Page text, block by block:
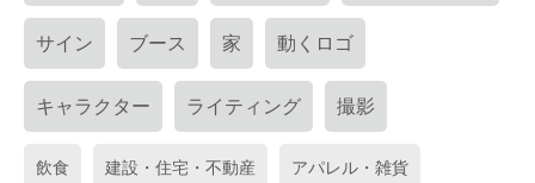
サイン ブース 家 動くロゴ
キャラクター ライティング 撮影
飲食 建設・住宅・不動産 アパレル・雑貨